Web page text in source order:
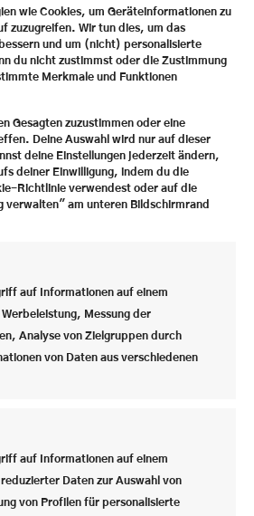
wie Cookies, um Geräteinformationen zu
zuzugreifen. Wir tun dies, um das
und um (nicht) personalisierte
du nicht zustimmst oder die Zustimmung
Merkmale und Funktionen
Gesagten zuzustimmen oder eine
Deine Auswahl wird nur auf dieser
deine Einstellungen jederzeit ändern,
deiner Einwilligung, indem du die
Richtlinie verwendest oder auf die
verwalten" am unteren Bildschirmrand
auf Informationen auf einem
Messung der
Analyse von Zielgruppen durch
von Daten aus verschiedenen
auf Informationen auf einem
Daten zur Auswahl von
von Profilen für personalisierte
fort – auch sein Onkel war
charmante Mischung aus
und Schlauheit; früher
hat den Schalk im Nacken“. Die
allzu große Mühe, auch
sein könnte… Uns
Zeit hinweg eine herzliche und
und ich lache immer gern
manchmal wieder nicht nach
Wenn er dann nächstes Jahr
wird, wird er mir